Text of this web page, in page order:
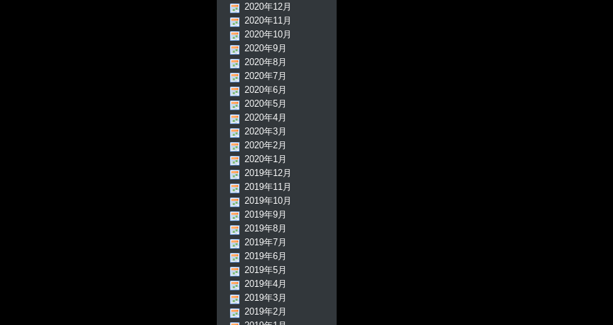
2020年12月
2020年11月
2020年10月
2020年9月
2020年8月
2020年7月
2020年6月
2020年5月
2020年4月
2020年3月
2020年2月
2020年1月
2019年12月
2019年11月
2019年10月
2019年9月
2019年8月
2019年7月
2019年6月
2019年5月
2019年4月
2019年3月
2019年2月